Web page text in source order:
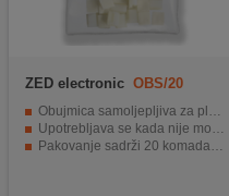
ZED electronic OBS/20
Obujmica samoljepljiva za plocice i staklo.
Upotrebljava se kada nije moguće koristiti obične obujmice.
Pakovanje sadrži 20 komada obujmica.